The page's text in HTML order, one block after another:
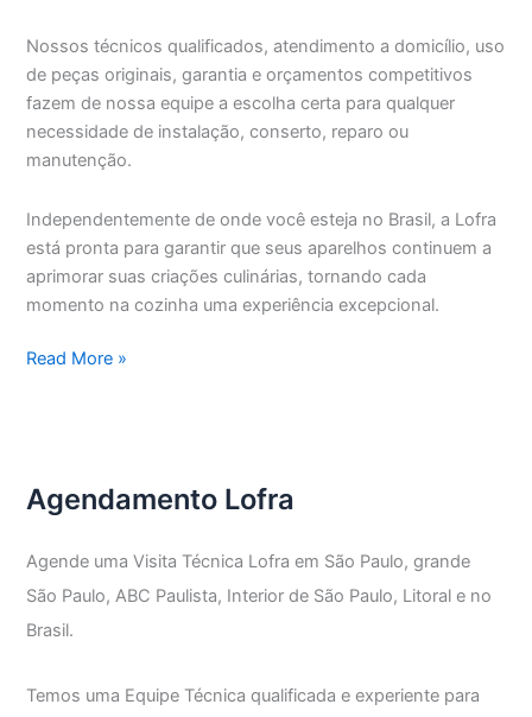
Nossos técnicos qualificados, atendimento a domicílio, uso
de peças originais, garantia e orçamentos competitivos
fazem de nossa equipe a escolha certa para qualquer
necessidade de instalação, conserto, reparo ou
manutenção.
Independentemente de onde você esteja no Brasil, a Lofra
está pronta para garantir que seus aparelhos continuem a
aprimorar suas criações culinárias, tornando cada
momento na cozinha uma experiência excepcional.
Assistência
Read More »
Agendamento Lofra
Agende uma Visita Técnica Lofra em São Paulo, grande
São Paulo, ABC Paulista, Interior de São Paulo, Litoral e no
Brasil.
Temos uma Equipe Técnica qualificada e experiente para